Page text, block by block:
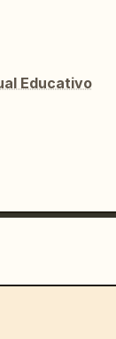
Educativo